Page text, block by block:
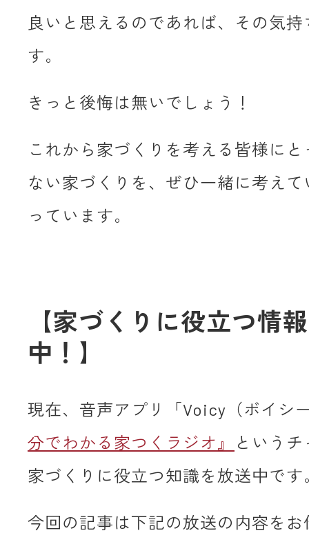
良いと思えるのであれば、その気
す。
きっと後悔は無いでしょう！
これから家づくりを考える皆様に
ない家づくりを、ぜひ一緒に考え
っています。
【家づくりに役立つ情
中！】
現在、音声アプリ「Voicy（ボイシ
分でわかる家つくラジオ』
という
家づくりに役立つ知識を放送中です
今回の記事は下記の放送の内容をお